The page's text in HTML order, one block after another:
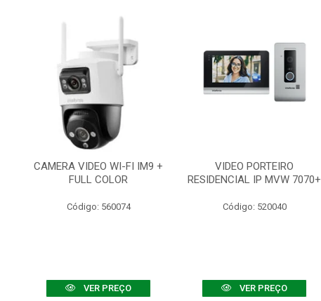
CAMERA VIDEO WI-FI IM9 +
FULL COLOR
Código: 560074
VER PREÇO
VIDEO PORTEIRO
RESIDENCIAL IP MVW 7070+
Código: 520040
VER PREÇO